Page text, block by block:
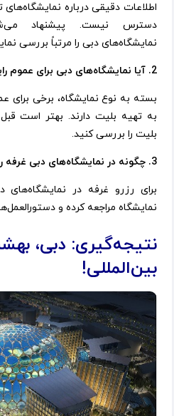
دسترس نیست. پیشنهاد
نمایشگاه‌های دبی را مرتباً بررسی
2. آیا نمایشگاه‌های دبی برای عموم رایگان هستند؟
بسته به نوع نمایشگاه، برخی برای
به تهیه بلیت دارند. بهتر است قبل
بلیت را بررسی کنید.
3. چگونه در نمایشگاه‌های دبی غرفه رزرو کنیم؟
برای رزرو غرفه در
نمایشگاه مراجعه کرده و
نتیجه‌گیری: دبی،
بین‌المللی!